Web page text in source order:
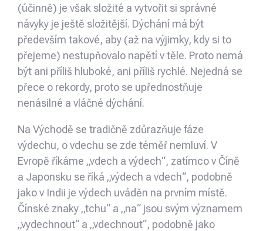
(účinně) je však složité a vytvořit si správné
návyky je ještě složitější. Dýchání má být
především takové, aby (až na výjimky, kdy si to
přejeme) nestupňovalo napětí v těle. Proto nemá
být ani příliš hluboké, ani příliš rychlé. Nejedná se
přece o rekordy, proto se upřednostňuje
nenásilné a vláčné dýchání.
Na Východě se tradičně zdůrazňuje fáze
výdechu, o vdechu se zde téměř nemluví. V
Evropě říkáme „vdech a výdech“, zatímco v Číně
a Japonsku se říká „výdech a vdech“, podobně
jako v Indii je výdech uváděn na prvním místě.
Čínské znaky „tchu“ a „na“ jsou svým významem
„vydechnout“ a „vdechnout“, podobně jako